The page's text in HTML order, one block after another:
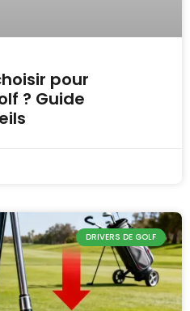
pour
? Guide
DRIVERS DE GOLF